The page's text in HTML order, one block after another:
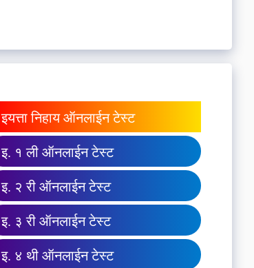
इयत्ता निहाय ऑनलाईन टेस्ट
इ. १ ली ऑनलाईन टेस्ट
इ. २ री ऑनलाईन टेस्ट
इ. ३ री ऑनलाईन टेस्ट
इ. ४ थी ऑनलाईन टेस्ट